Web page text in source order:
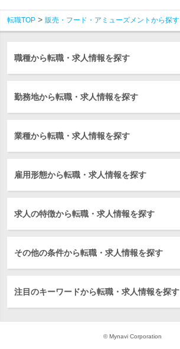
転職TOP 販売・フード・アミューズメントから探す
職種から転職・求人情報を探す
勤務地から転職・求人情報を探す
業種から転職・求人情報を探す
雇用形態から転職・求人情報を探す
求人の特徴から転職・求人情報を探す
その他の条件から転職・求人情報を探す
注目のキーワードから転職・求人情報を探す
© Mynavi Corporation